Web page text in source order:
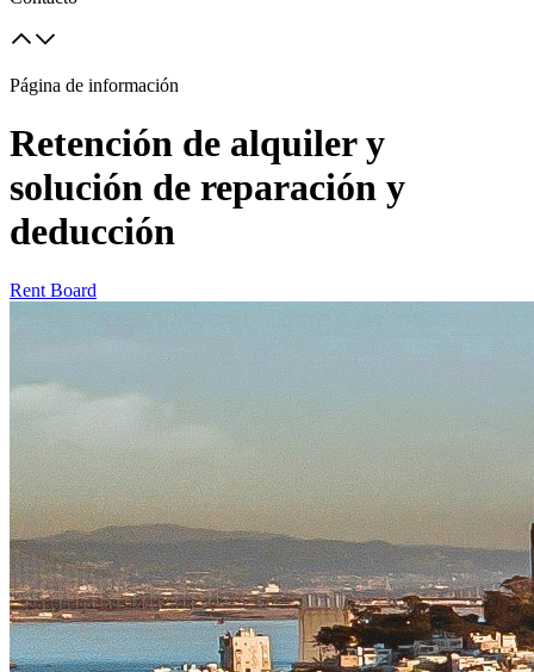
Página de información
Retención de alquiler y
solución de reparación y
deducción
Rent Board